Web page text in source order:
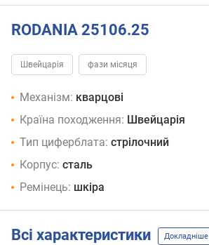
RODANIA 25106.25
Швейцарія фази місяця
Механізм: кварцові
Країна походження: Швейцарія
Тип циферблата: стрілочний
Корпус: сталь
Ремінець: шкіра
Всі характеристики Докладніше